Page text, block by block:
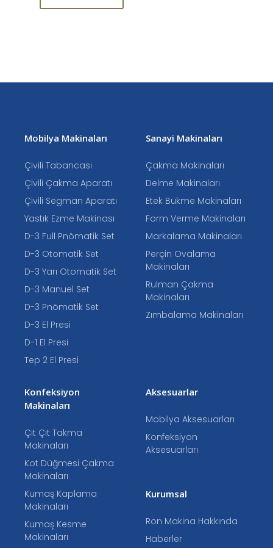
Mobilya Makinaları
Çivili Tabancası
Çivili Çakma Aparatı
Çivili Segman Aparatı
Yastık Ezme Makinası
D-3 Full Pnömatik Set
D-3 Otomatik Set
D-3 Yarı Otomatik Set
D-3 Manuel Set
D-3 Pnömatik Set
D-3 El Presi
D-1 El Presi
Tep 2 El Presi
Sanayi Makinaları
Çakma Makinaları
Delme Makinaları
Etek Bükme Makinaları
Form Verme Makinaları
Markalama Makinaları
Perçin Ovalama
Makinaları
Rulman Çakma
Makinaları
Zımbalama Makinaları
Konfeksiyon
Makinaları
Çıt Çıt Takma
Makinaları
Kot Düğmesi Çakma
Makinaları
Kumaş Kaplama
Makinaları
Kumaş Kesme
Makinaları
Aksesuarlar
Mobilya Aksesuarları
Konfeksiyon
Aksesuarları
Kurumsal
Ron Makina Hakkında
Haberler